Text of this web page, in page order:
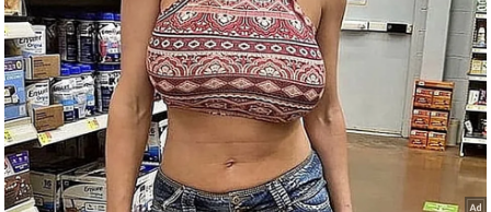
र्म
ज्यो
ति
ष
प्र
भु
म